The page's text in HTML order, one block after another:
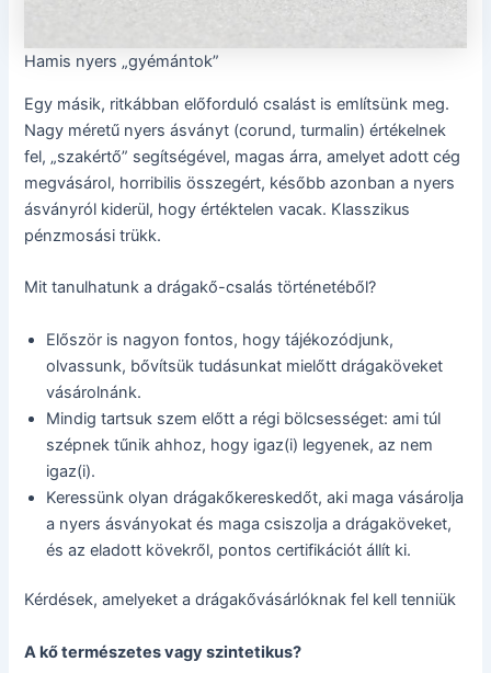
Hamis nyers „gyémántok”
Egy másik, ritkábban előforduló csalást is említsünk meg.
Nagy méretű nyers ásványt (corund, turmalin) értékelnek
fel, „szakértő” segítségével, magas árra, amelyet adott cég
megvásárol, horribilis összegért, később azonban a nyers
ásványról kiderül, hogy értéktelen vacak. Klasszikus
pénzmosási trükk.
Mit tanulhatunk a drágakő-csalás történetéből?
Először is nagyon fontos, hogy tájékozódjunk,
olvassunk, bővítsük tudásunkat mielőtt drágaköveket
vásárolnánk.
Mindig tartsuk szem előtt a régi bölcsességet: ami túl
szépnek tűnik ahhoz, hogy igaz(i) legyenek, az nem
igaz(i).
Keressünk olyan drágakőkereskedőt, aki maga vásárolja
a nyers ásványokat és maga csiszolja a drágaköveket,
és az eladott kövekről, pontos certifikációt állít ki.
Kérdések, amelyeket a drágakővásárlóknak fel kell tenniük
A kő természetes vagy szintetikus?